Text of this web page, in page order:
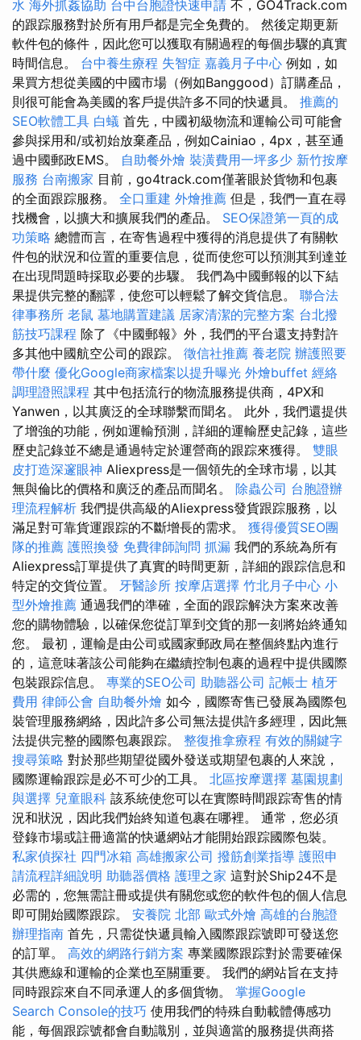
水 海外抓姦協助 台中台胞證快速申請 不，GO4Track.com
的跟踪服務對於所有用戶都是完全免費的。 然後定期更新
軟件包的條件，因此您可以獲取有關過程的每個步驟的真實
時間信息。 台中養生療程 失智症 嘉義月子中心 例如，如
果買方想從美國的中國市場（例如Banggood）訂購產品，
則很可能會為美國的客戶提供許多不同的快遞員。 推薦的
SEO軟體工具 白蟻 首先，中國初級物流和運輸公司可能會
參與採用和/或初始放棄產品，例如Cainiao，4px，甚至通
過中國郵政EMS。 自助餐外燴 裝潢費用一坪多少 新竹按摩
服務 台南搬家 目前，go4track.com僅著眼於貨物和包裹
的全面跟踪服務。 全口重建 外燴推薦 但是，我們一直在尋
找機會，以擴大和擴展我們的產品。 SEO保證第一頁的成
功策略 總體而言，在寄售過程中獲得的消息提供了有關軟
件包的狀況和位置的重要信息，從而使您可以預測其到達並
在出現問題時採取必要的步驟。 我們為中國郵報的以下結
果提供完整的翻譯，使您可以輕鬆了解交貨信息。 聯合法
律事務所 老鼠 墓地購置建議 居家清潔的完整方案 台北撥
筋技巧課程 除了《中國郵報》外，我們的平台還支持對許
多其他中國航空公司的跟踪。 徵信社推薦 養老院 辦護照要
帶什麼 優化Google商家檔案以提升曝光 外燴buffet 經絡
調理證照課程 其中包括流行的物流服務提供商，4PX和
Yanwen，以其廣泛的全球聯繫而聞名。 此外，我們還提供
了增強的功能，例如運輸預測，詳細的運輸歷史記錄，這些
歷史記錄並不總是通過特定於運營商的跟踪來獲得。 雙眼
皮打造深邃眼神 Aliexpress是一個領先的全球市場，以其
無與倫比的價格和廣泛的產品而聞名。 除蟲公司 台胞證辦
理流程解析 我們提供高級的Aliexpress發貨跟踪服務，以
滿足對可靠貨運跟踪的不斷增長的需求。 獲得優質SEO團
隊的推薦 護照換發 免費律師詢問 抓漏 我們的系統為所有
Aliexpress訂單提供了真實的時間更新，詳細的跟踪信息和
特定的交貨位置。 牙醫診所 按摩店選擇 竹北月子中心 小
型外燴推薦 通過我們的準確，全面的跟踪解決方案來改善
您的購物體驗，以確保您從訂單到交貨的那一刻將始終通知
您。 最初，運輸是由公司或國家郵政局在整個終點內進行
的，這意味著該公司能夠在繼續控制包裹的過程中提供國際
包裝跟踪信息。 專業的SEO公司 助聽器公司 記帳士 植牙
費用 律師公會 自助餐外燴 如今，國際寄售已發展為國際包
裝管理服務網絡，因此許多公司無法提供許多經理，因此無
法提供完整的國際包裹跟踪。 整復推拿療程 有效的關鍵字
搜尋策略 對於那些期望從國外發送或期望包裹的人來說，
國際運輸跟踪是必不可少的工具。 北區按摩選擇 墓園規劃
與選擇 兒童眼科 該系統使您可以在實際時間跟踪寄售的情
況和狀況，因此我們始終知道包裹在哪裡。 通常，您必須
登錄市場或註冊適當的快遞網站才能開始跟踪國際包裝。
私家偵探社 四門冰箱 高雄搬家公司 撥筋創業指導 護照申
請流程詳細說明 助聽器價格 護理之家 這對於Ship24不是
必需的，您無需註冊或提供有關您或您的軟件包的個人信息
即可開始國際跟踪。 安養院 北部 歐式外燴 高雄的台胞證
辦理指南 首先，只需從快遞員輸入國際跟踪號即可發送您
的訂單。 高效的網路行銷方案 專業國際跟踪對於需要確保
其供應線和運輸的企業也至關重要。 我們的網站旨在支持
同時跟踪來自不同承運人的多個貨物。 掌握Google
Search Console的技巧 使用我們的特殊自動載體傳感功
能，每個跟踪號都會自動識別，並與適當的服務提供商搭